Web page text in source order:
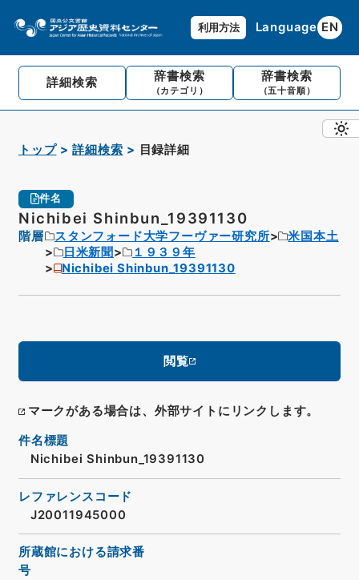
利用方法 Language EN
詳細検索 辞書検索
（カテゴリ）
辞書検索
（五十音順）
トップ 詳細検索 目録詳細
件名
Nichibei Shinbun_19391130
階層 スタンフォード大学フーヴァー研究所
米国本土
日米新聞
１９３９年
Nichibei Shinbun_19391130
閲覧
マークがある場合は、外部サイトにリンクします。
件名標題
Nichibei Shinbun_19391130
レファレンスコード
J20011945000
所蔵館における請求番
号